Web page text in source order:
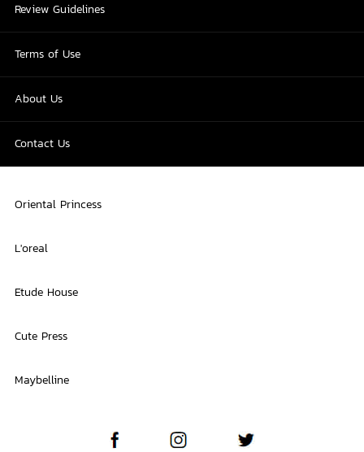
Review Guidelines
Terms of Use
About Us
Contact Us
Oriental Princess
L'oreal
Etude House
Cute Press
Maybelline